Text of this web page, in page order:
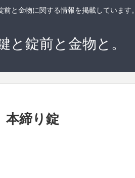
前と金物に関する情報を掲載しています。
と錠前と金物と。
本締り錠